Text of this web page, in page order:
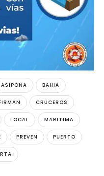
ASIPONA BAHIA
CRUCEROS
LOCAL MARITIMA
PREVEN PUERTO